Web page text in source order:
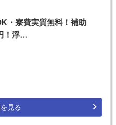
・寮費実質無料！補助
！浮…
見る